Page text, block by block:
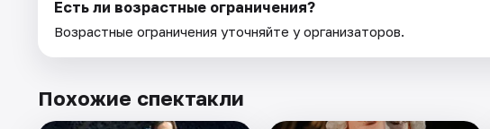
Есть ли возрастные ограничения?
Возрастные ограничения уточняйте у организаторов.
Похожие спектакли